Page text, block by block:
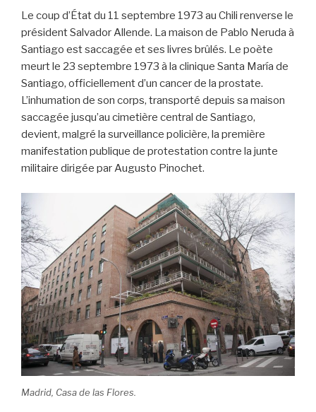
Le coup d’État du 11 septembre 1973 au Chili renverse le
président Salvador Allende. La maison de Pablo Neruda à
Santiago est saccagée et ses livres brûlés. Le poète
meurt le 23 septembre 1973 à la clinique Santa María de
Santiago, officiellement d’un cancer de la prostate.
L’inhumation de son corps, transporté depuis sa maison
saccagée jusqu’au cimetière central de Santiago,
devient, malgré la surveillance policière, la première
manifestation publique de protestation contre la junte
militaire dirigée par Augusto Pinochet.
Madrid, Casa de las Flores.